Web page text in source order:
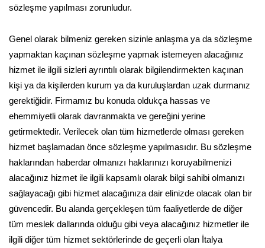
sözleşme yapılması zorunludur.
Genel olarak bilmeniz gereken sizinle anlaşma ya da sözleşme
yapmaktan kaçınan sözleşme yapmak istemeyen alacağınız
hizmet ile ilgili sizleri ayrıntılı olarak bilgilendirmekten kaçınan
kişi ya da kişilerden kurum ya da kuruluşlardan uzak durmanız
gerektiğidir. Firmamız bu konuda oldukça hassas ve
ehemmiyetli olarak davranmakta ve gereğini yerine
getirmektedir. Verilecek olan tüm hizmetlerde olması gereken
hizmet başlamadan önce sözleşme yapılmasıdır. Bu sözleşme
haklarından haberdar olmanızı haklarınızı koruyabilmenizi
alacağınız hizmet ile ilgili kapsamlı olarak bilgi sahibi olmanızı
sağlayacağı gibi hizmet alacağınıza dair elinizde olacak olan bir
güvencedir. Bu alanda gerçekleşen tüm faaliyetlerde de diğer
tüm meslek dallarında olduğu gibi veya alacağınız hizmetler ile
ilgili diğer tüm hizmet sektörlerinde de geçerli olan İtalya